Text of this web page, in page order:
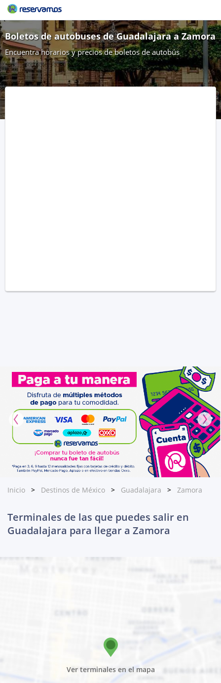
Boletos de autobuses de Guadalajara a Zamora
Encuentra horarios y precios de boletos de autobús
Inicio Destinos de México Guadalajara Zamora
Terminales de las que puedes salir en
Guadalajara para llegar a Zamora
Ver terminales en el mapa